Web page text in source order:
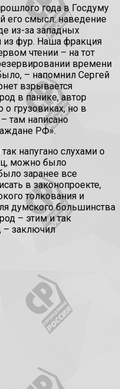
года в Госдуму
его смысл: наведение
из-за западных
из фур. Наша фракция
чтении – на тот
времени
– напомнил Сергей
взрывается
в панике, автор
о грузовиках, но в
там написано
РФ».
напугано слухами о
можно было
заранее все
в законопроекте,
толкования и
думского большинства
– этим и так
– заключил